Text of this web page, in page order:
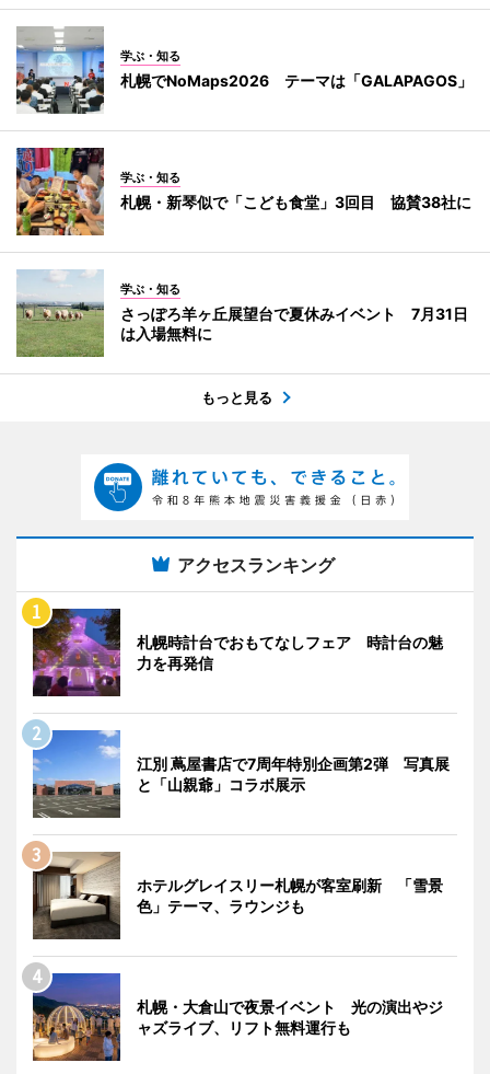
学ぶ・知る
札幌でNoMaps2026 テーマは「GALAPAGOS」
学ぶ・知る
札幌・新琴似で「こども食堂」3回目 協賛38社に
学ぶ・知る
さっぽろ羊ヶ丘展望台で夏休みイベント 7月31日
は入場無料に
もっと見る
アクセスランキング
札幌時計台でおもてなしフェア 時計台の魅
力を再発信
江別 蔦屋書店で7周年特別企画第2弾 写真展
と「山親爺」コラボ展示
ホテルグレイスリー札幌が客室刷新 「雪景
色」テーマ、ラウンジも
札幌・大倉山で夜景イベント 光の演出やジ
ャズライブ、リフト無料運行も